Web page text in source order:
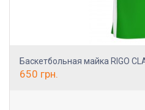
Баскетбольная майка RIGO
650 грн.